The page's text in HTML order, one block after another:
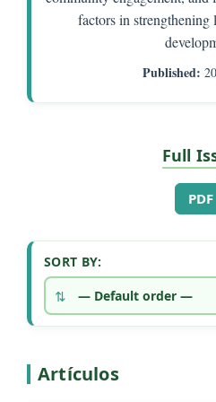
factors in
Published:
Full
PDF
SORT BY:
Artículos